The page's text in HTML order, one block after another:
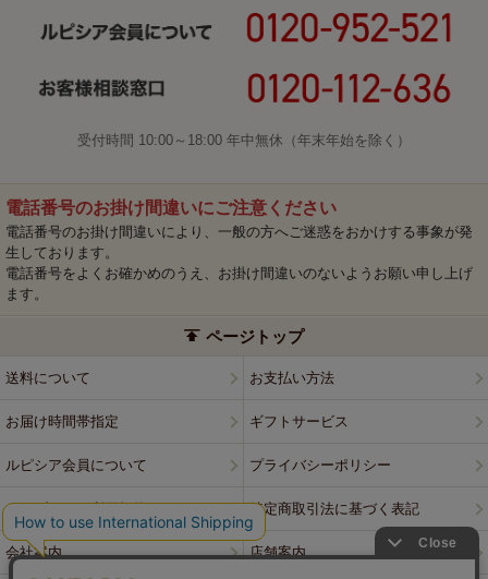
受付時間 10:00～18:00 年中無休（年末年始を除く）
電話番号のお掛け間違いにご注意ください
電話番号のお掛け間違いにより、一般の方へご迷惑をおかけする事象が発
生しております。
電話番号をよくお確かめのうえ、お掛け間違いのないようお願い申し上げ
ます。
ページトップ
送料について お支払い方法
お届け時間帯指定 ギフトサービス
ルピシア会員について プライバシーポリシー
ウェブサイト利用規約 特定商取引法に基づく表記
会社案内 店舗案内